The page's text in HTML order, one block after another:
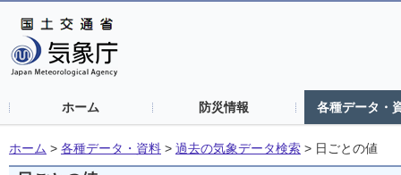
ホーム 防災情報 各種データ・
ホーム > 各種データ・資料 > 過去の気象データ検索 > 日ごとの値